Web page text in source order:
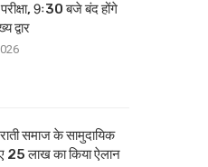
9ः30 बजे बंद होंगे
द्वार
समाज के सामुदायिक
25 लाख का किया ऐलान